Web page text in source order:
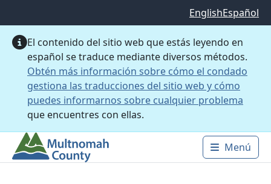
EnglishEspañol
El contenido del sitio web que estás leyendo en
español se traduce mediante diversos métodos.
Obtén más información sobre cómo el condado
gestiona las traducciones del sitio web y cómo
puedes informarnos sobre cualquier problema
que encuentres con ellas.
Main
Menú